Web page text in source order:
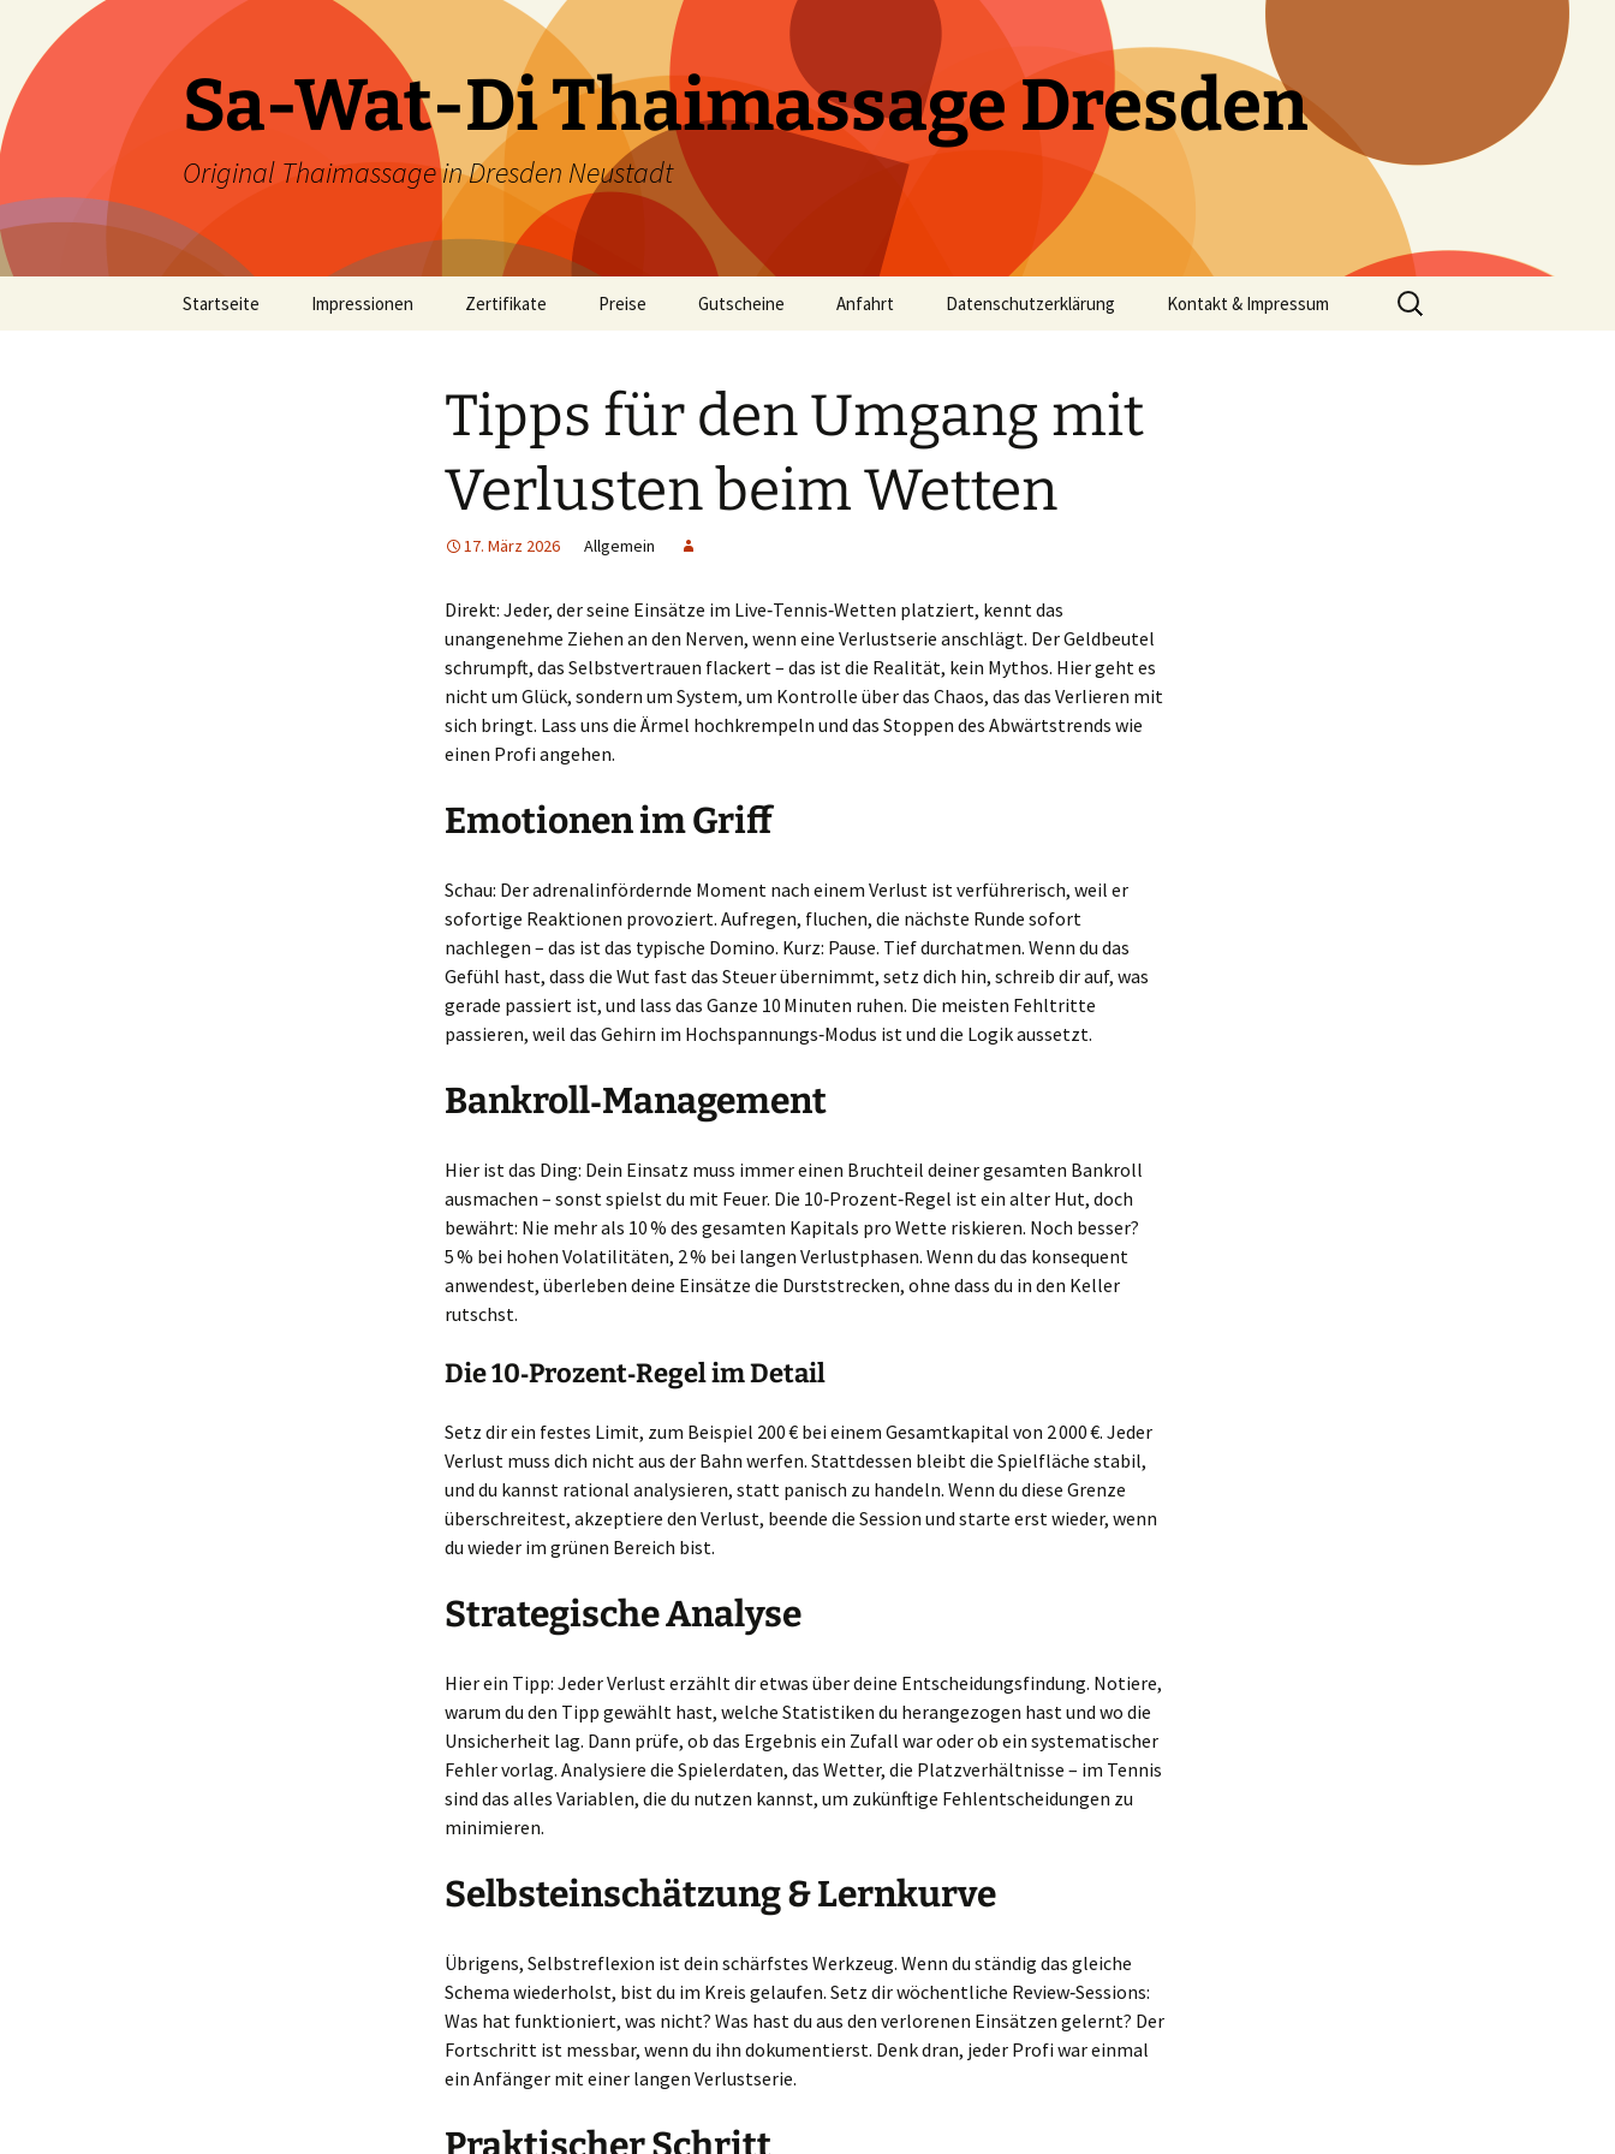
Inhalt
springen
Sa-Wat-Di Thaimassage Dresden
Original Thaimassage in Dresden Neustadt
Startseite Impressionen Zertifikate Preise Gutscheine Anfahrt Datenschutzerklärung Kontakt & Impressum
Suchen
nach:
Tipps für den Umgang mit
Verlusten beim Wetten
17. März 2026 Allgemein
Direkt: Jeder, der seine Einsätze im Live‑Tennis‑Wetten platziert, kennt das
unangenehme Ziehen an den Nerven, wenn eine Verlustserie anschlägt. Der Geldbeutel
schrumpft, das Selbstvertrauen flackert – das ist die Realität, kein Mythos. Hier geht es
nicht um Glück, sondern um System, um Kontrolle über das Chaos, das das Verlieren mit
sich bringt. Lass uns die Ärmel hochkrempeln und das Stoppen des Abwärtstrends wie
einen Profi angehen.
Emotionen im Griff
Schau: Der adrenalinfördernde Moment nach einem Verlust ist verführerisch, weil er
sofortige Reaktionen provoziert. Aufregen, fluchen, die nächste Runde sofort
nachlegen – das ist das typische Domino. Kurz: Pause. Tief durchatmen. Wenn du das
Gefühl hast, dass die Wut fast das Steuer übernimmt, setz dich hin, schreib dir auf, was
gerade passiert ist, und lass das Ganze 10 Minuten ruhen. Die meisten Fehltritte
passieren, weil das Gehirn im Hochspannungs‑Modus ist und die Logik aussetzt.
Bankroll‑Management
Hier ist das Ding: Dein Einsatz muss immer einen Bruchteil deiner gesamten Bankroll
ausmachen – sonst spielst du mit Feuer. Die 10‑Prozent‑Regel ist ein alter Hut, doch
bewährt: Nie mehr als 10 % des gesamten Kapitals pro Wette riskieren. Noch besser?
5 % bei hohen Volatilitäten, 2 % bei langen Verlustphasen. Wenn du das konsequent
anwendest, überleben deine Einsätze die Durststrecken, ohne dass du in den Keller
rutschst.
Die 10‑Prozent‑Regel im Detail
Setz dir ein festes Limit, zum Beispiel 200 € bei einem Gesamtkapital von 2 000 €. Jeder
Verlust muss dich nicht aus der Bahn werfen. Stattdessen bleibt die Spielfläche stabil,
und du kannst rational analysieren, statt panisch zu handeln. Wenn du diese Grenze
überschreitest, akzeptiere den Verlust, beende die Session und starte erst wieder, wenn
du wieder im grünen Bereich bist.
Strategische Analyse
Hier ein Tipp: Jeder Verlust erzählt dir etwas über deine Entscheidungsfindung. Notiere,
warum du den Tipp gewählt hast, welche Statistiken du herangezogen hast und wo die
Unsicherheit lag. Dann prüfe, ob das Ergebnis ein Zufall war oder ob ein systematischer
Fehler vorlag. Analysiere die Spielerdaten, das Wetter, die Platzverhältnisse – im Tennis
sind das alles Variablen, die du nutzen kannst, um zukünftige Fehlentscheidungen zu
minimieren.
Selbsteinschätzung & Lernkurve
Übrigens, Selbstreflexion ist dein schärfstes Werkzeug. Wenn du ständig das gleiche
Schema wiederholst, bist du im Kreis gelaufen. Setz dir wöchentliche Review‑Sessions:
Was hat funktioniert, was nicht? Was hast du aus den verlorenen Einsätzen gelernt? Der
Fortschritt ist messbar, wenn du ihn dokumentierst. Denk dran, jeder Profi war einmal
ein Anfänger mit einer langen Verlustserie.